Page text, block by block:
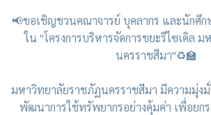
📢ขอเชิญชวนคณาจารย์ บุคลากร และนักศึ
ใน "โครงการบริหารจัดการขยะรีไซเคิล
นครราชสีมา"♻️🏫
มหาวิทยาลัยราชภัฏนครราชสีมา มีความมุ่ง
พัฒนาการใช้ทรัพยากรอย่างคุ้มค่า เพื่อยกร